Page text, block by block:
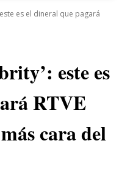
es el dineral que pagará
este es
RTVE
cara del